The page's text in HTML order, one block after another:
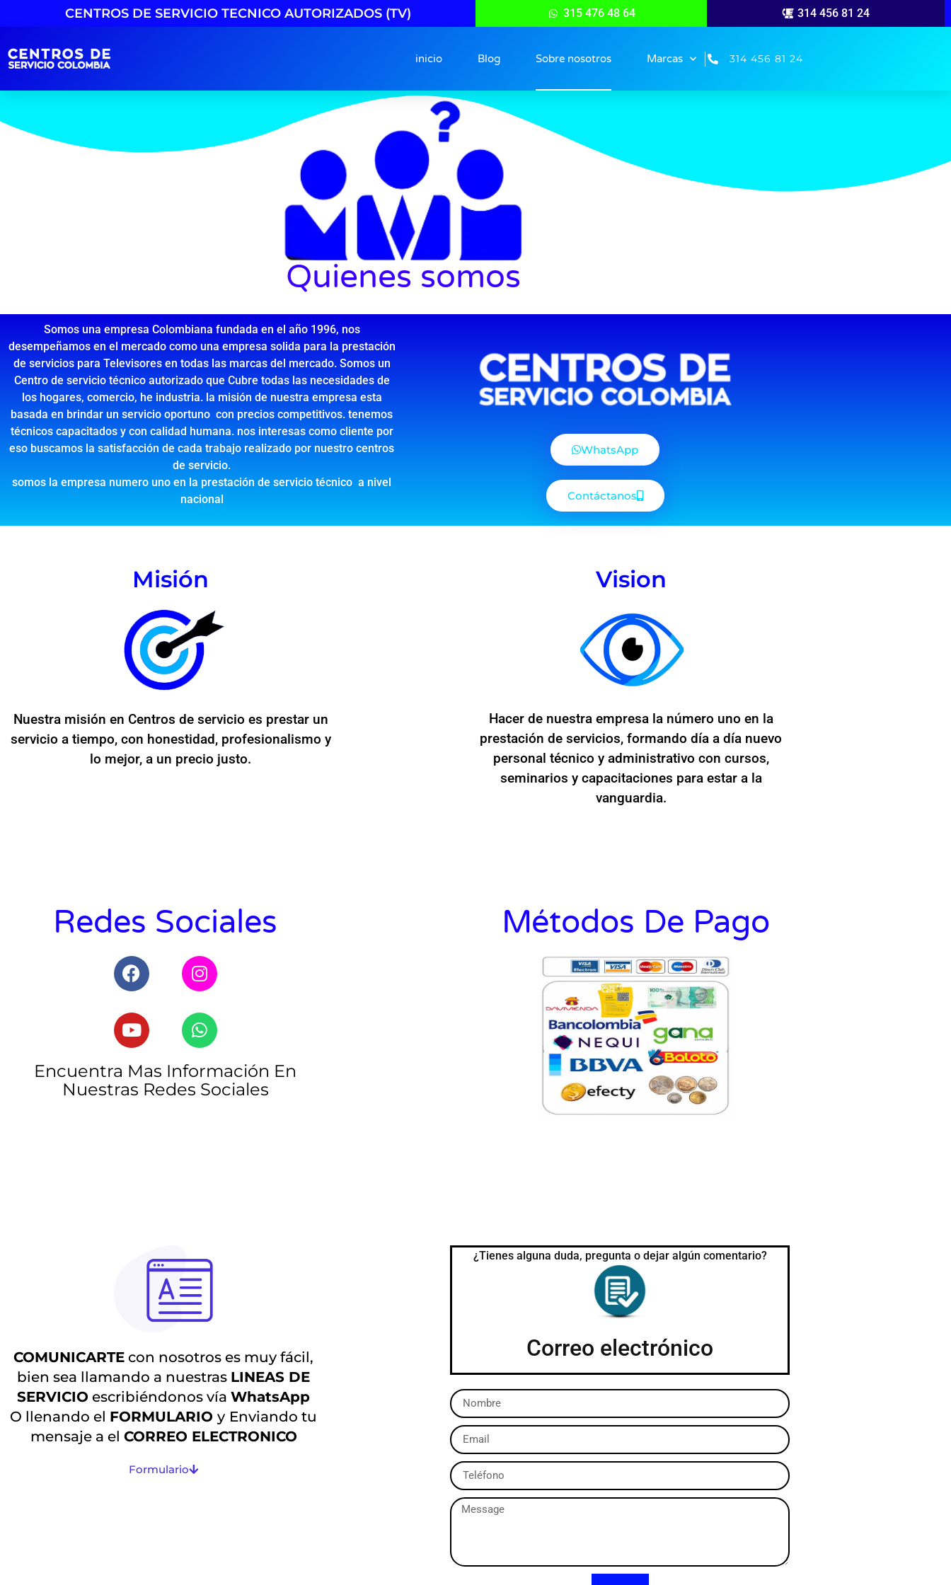
CENTROS DE SERVICIO TECNICO AUTORIZADOS (TV) 315 476 48 64 314 456 81 24
inicio Blog Sobre nosotros Marcas 314 456 81 24
Quienes somos
Somos una empresa Colombiana fundada en el año 1996, nos
desempeñamos en el mercado como una empresa solida para la prestación
de servicios para Televisores en todas las marcas del mercado. Somos un
Centro de servicio técnico autorizado que Cubre todas las necesidades de
los hogares, comercio, he industria. la misión de nuestra empresa esta
basada en brindar un servicio oportuno con precios competitivos. tenemos
técnicos capacitados y con calidad humana. nos interesas como cliente por
eso buscamos la satisfacción de cada trabajo realizado por nuestro centros
de servicio.
somos la empresa numero uno en la prestación de servicio técnico a nivel
nacional
WhatsApp
Contáctanos
Misión
Nuestra misión en Centros de servicio es prestar un
servicio a tiempo, con honestidad, profesionalismo y
lo mejor, a un precio justo.
Vision
Hacer de nuestra empresa la número uno en la
prestación de servicios, formando día a día nuevo
personal técnico y administrativo con cursos,
seminarios y capacitaciones para estar a la
vanguardia.
Redes Sociales
Encuentra Mas Información En
Nuestras Redes Sociales
Métodos De Pago
COMUNICARTE con nosotros es muy fácil,
bien sea llamando a nuestras LINEAS DE
SERVICIO escribiéndonos víaWhatsApp
O llenando el FORMULARIOy Enviando tu
mensaje a el CORREO ELECTRONICO
Formulario
¿Tienes alguna duda, pregunta o dejar algún comentario?
Correo electrónico